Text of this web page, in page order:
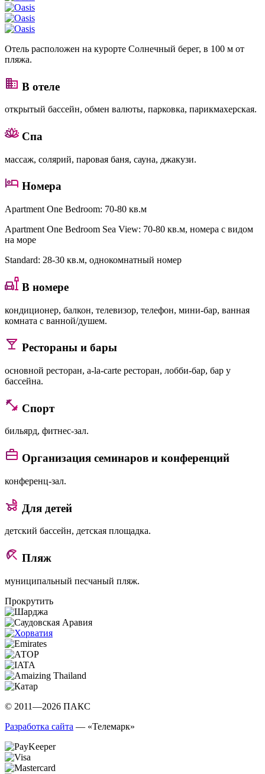
Отель расположен на курорте Солнечный берег, в 100 м от
пляжа.
В отеле
открытый бассейн, обмен валюты, парковка, парикмахерская.
Спа
массаж, солярий, паровая баня, сауна, джакузи.
Номера
Apartment One Bedroom: 70-80 кв.м
Apartment One Bedroom Sea View: 70-80 кв.м, номера с видом
на море
Standard: 28-30 кв.м, однокомнатный номер
В номере
кондиционер, балкон, телевизор, телефон, мини-бар, ванная
комната с ванной/душем.
Рестораны и бары
основной ресторан, a-la-carte ресторан, лобби-бар, бар у
бассейна.
Спорт
бильярд, фитнес-зал.
Организация семинаров и конференций
конференц-зал.
Для детей
детский бассейн, детская площадка.
Пляж
муниципальный песчаный пляж.
Прокрутить
© 2011—2026 ПАКС
Разработка сайта — «Телемарк»